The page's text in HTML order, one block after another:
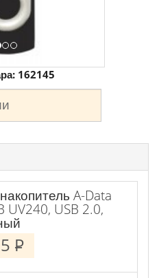
162145
A-Data
UV240, USB 2.0,
P